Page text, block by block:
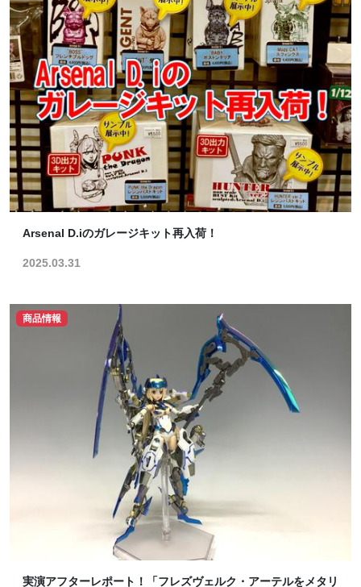
Arsenal D.iのガレージキット再入荷！
2025.03.31
商品情報
実演アフターレポート！「フレズヴェルク・アーテルをメタリ